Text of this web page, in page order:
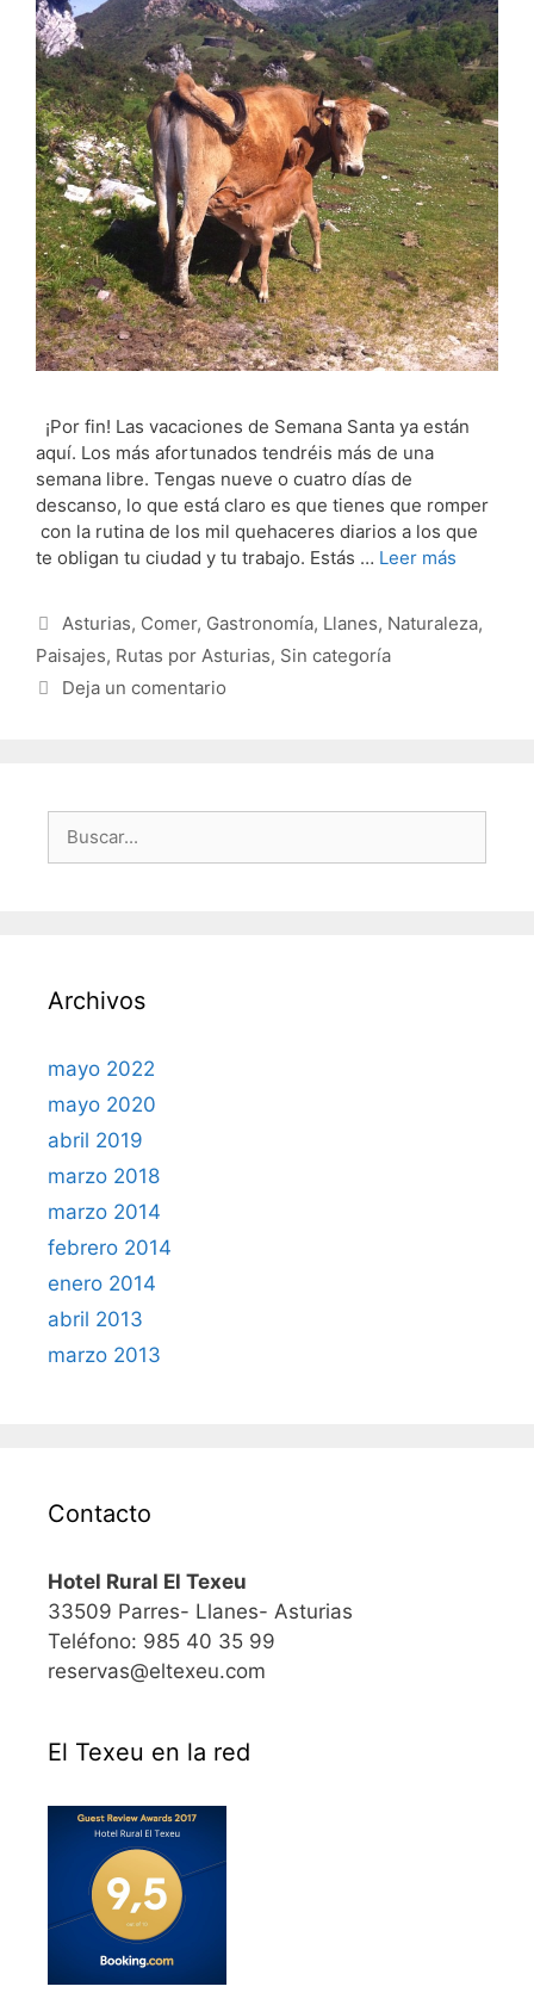
¡Por fin! Las vacaciones de Semana Santa ya están
aquí. Los más afortunados tendréis más de una
semana libre. Tengas nueve o cuatro días de
descanso, lo que está claro es que tienes que romper
con la rutina de los mil quehaceres diarios a los que
te obligan tu ciudad y tu trabajo. Estás … Leer más
Categorías
Asturias, Comer, Gastronomía, Llanes, Naturaleza,
Paisajes, Rutas por Asturias, Sin categoría
Deja un comentario
Buscar:
Archivos
mayo 2022
mayo 2020
abril 2019
marzo 2018
marzo 2014
febrero 2014
enero 2014
abril 2013
marzo 2013
Contacto
Hotel Rural El Texeu
33509 Parres- Llanes- Asturias
Teléfono: 985 40 35 99
reservas@eltexeu.com
El Texeu en la red